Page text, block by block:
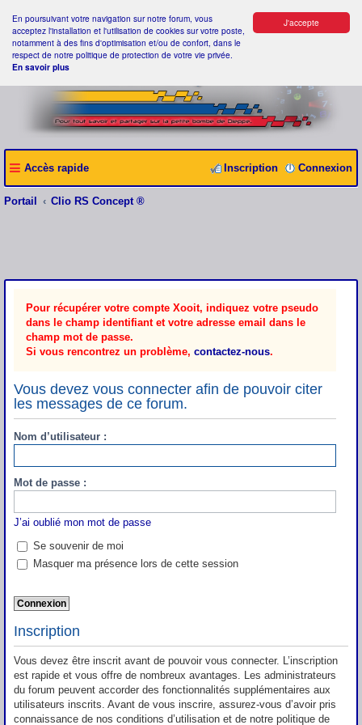
J'accepte
En poursuivant votre navigation sur notre forum, vous
acceptez l'installation et l'utilisation de cookies sur votre poste,
notamment à des fins d'optimisation et/ou de confort, dans le
respect de notre politique de protection de votre vie privée.
En savoir plus
Accès rapide Connexion
Inscription
Portail Clio RS Concept ®
Pour récupérer votre compte Xooit, indiquez votre pseudo
dans le champ identifiant et votre adresse email dans le
champ mot de passe.
Si vous rencontrez un problème, contactez-nous.
Vous devez vous connecter afin de pouvoir citer
les messages de ce forum.
Nom d’utilisateur :
Mot de passe :
J’ai oublié mon mot de passe
Se souvenir de moi
Masquer ma présence lors de cette session
Inscription
Vous devez être inscrit avant de pouvoir vous connecter. L’inscription
est rapide et vous offre de nombreux avantages. Les administrateurs
du forum peuvent accorder des fonctionnalités supplémentaires aux
utilisateurs inscrits. Avant de vous inscrire, assurez-vous d’avoir pris
connaissance de nos conditions d’utilisation et de notre politique de